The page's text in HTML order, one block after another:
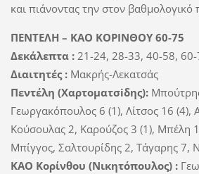
και πιάνοντας την στον βαθμολογικό
ΠΕΝΤΕΛΗ – ΚΑΟ ΚΟΡΙΝΘΟΥ 60-75
Δεκάλεπτα :21-24, 28-33, 40-58, 60-
Διαιτητές :Μακρής-Λεκατσάς
Πεντέλη (Χαρτοματσiδης):
Γεωργακόπουλος 6 (1), Λίτσος 16 (4),
Κούσουλας 2, Καρούζος 3 (1), Μπέλη
Μπίγγος, Σαλτουρίδης 2, Τάγαρης 7,
ΚΑΟ Κορίνθου (Νικητόπουλος) :